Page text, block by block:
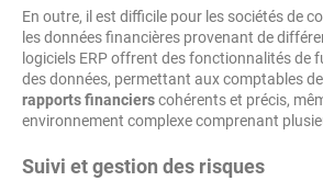
En outre, il est difficile pour les sociétés de
les données financières provenant de
logiciels ERP offrent des fonctionnalités de
des données, permettant aux comptables de
rapports financierscohérents et précis,
environnement complexe comprenant
Suivi et gestion des risques